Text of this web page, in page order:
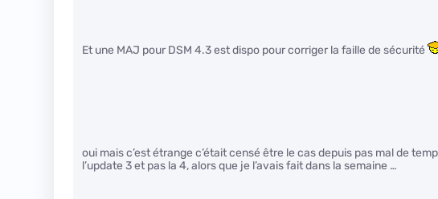
Et une MAJ pour DSM 4.3 est dispo pour corriger la faille de sécurité
oui mais c’est étrange c’était censé être le cas depuis pas mal de
l’update 3 et pas la 4, alors que je l’avais fait dans la semaine …